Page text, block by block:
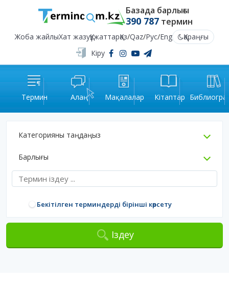
Базада барлығы
390 787термин
Жоба жайлыХат жазуҚұжаттарҚаз/Qaz/Рус/Eng
Қараңғы
Кіру
Термин Алаң Мақалалар Кітаптар
Категорияны таңдаңыз
Барлығы
Бекітілген терминдерді бірінші көрсету
Іздеу